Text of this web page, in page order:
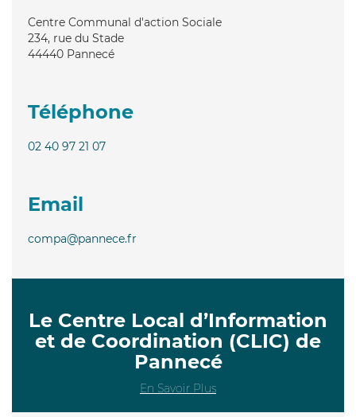
Centre Communal d'action Sociale
234, rue du Stade
44440 Pannecé
Téléphone
02 40 97 21 07
Email
compa@pannece.fr
Le Centre Local d’Information
et de Coordination (CLIC) de
Pannecé
En Savoir Plus